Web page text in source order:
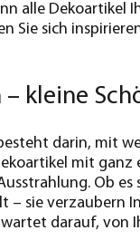
alle Dekoartikel
Sie sich
kleine
darin, mit
mit
Ob es
– sie verzaubern
darauf, von